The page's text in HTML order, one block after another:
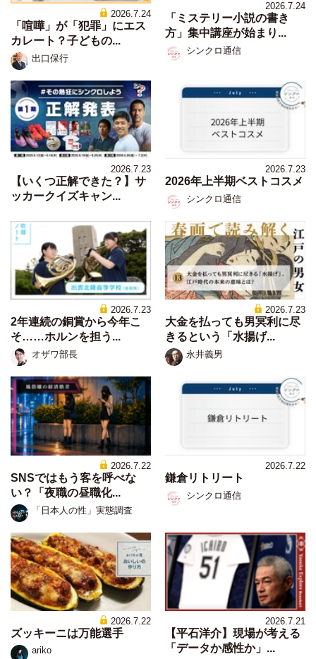
2026.7.24
「喧嘩」が「犯罪」にエス
カレート？子どもの...
出口保行
2026.7.24
「ミステリー小説の書き
方」集中講座が始まり...
シンクロ通信
2026.7.23
【いくつ正解できた？】サ
ッカークイズキャン...
2026.7.23
2026年上半期ベストコスメ
シンクロ通信
2026.7.23
2年連続の銅賞から今年こ
そ……ホルンを担う...
オザワ部長
2026.7.23
大金を払っても男冥利に尽
きるという「水揚げ...
永井義男
2026.7.22
SNSではもう客を呼べな
い？「夜職の昼職化...
「日本人の性」実態調査
2026.7.22
鎌倉リトリート
シンクロ通信
2026.7.22
ズッキーニは万能選手
ariko
2026.7.21
【平石洋介】現場が考える
「データか感性か」...